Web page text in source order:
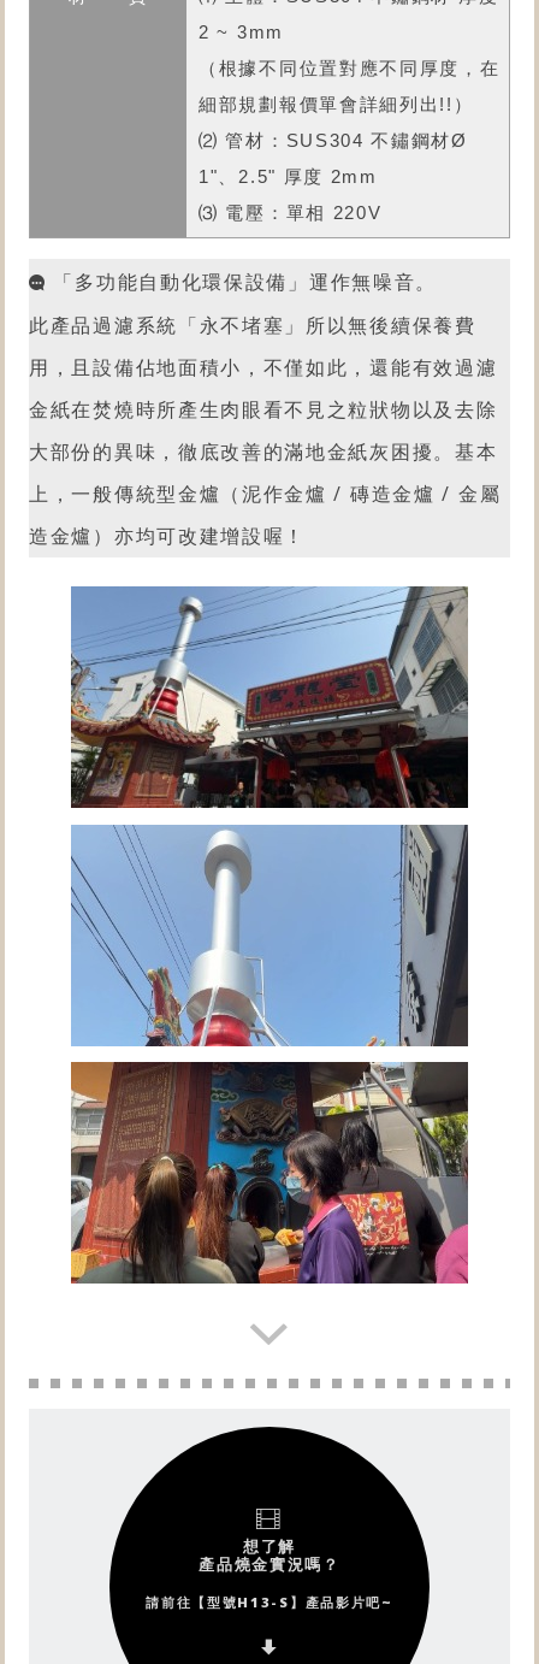
2 ~ 3mm
（根據不同位置對應不同厚度，在
細部規劃報價單會詳細列出!!）
⑵ 管材：SUS304 不鏽鋼材Ø
1"、2.5" 厚度 2mm
⑶ 電壓：單相 220V
「多功能自動化環保設備 」運作無噪音。
此產品過濾系統「永不堵塞」所以無後續保養費
用，且設備佔地面積小，不僅如此，還能有效過濾
金紙在焚燒時所產生肉眼看不見之粒狀物以及去除
大部份的異味，徹底改善的滿地金紙灰困擾。基本
上，一般傳統型金爐（泥作金爐 / 磚造金爐 / 金屬
造金爐）亦均可改建增設喔！